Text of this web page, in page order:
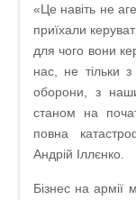
«Це навіть не
приїхали
для чого вони
нас, не тільки
оборони, з
станом на
повна
Андрій Іллєнко.
Бізнес на армії